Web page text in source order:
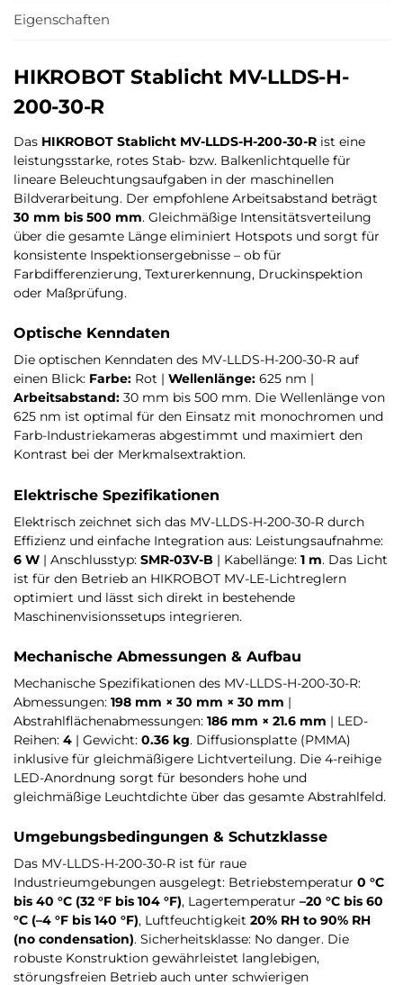
Eigenschaften
HIKROBOT Stablicht MV-LLDS-H-
200-30-R
Das HIKROBOT Stablicht MV-LLDS-H-200-30-R ist eine
leistungsstarke, rotes Stab- bzw. Balkenlichtquelle für
lineare Beleuchtungsaufgaben in der maschinellen
Bildverarbeitung. Der empfohlene Arbeitsabstand beträgt
30 mm bis 500 mm. Gleichmäßige Intensitätsverteilung
über die gesamte Länge eliminiert Hotspots und sorgt für
konsistente Inspektionsergebnisse – ob für
Farbdifferenzierung, Texturerkennung, Druckinspektion
oder Maßprüfung.
Optische Kenndaten
Die optischen Kenndaten des MV-LLDS-H-200-30-R auf
einen Blick: Farbe: Rot | Wellenlänge: 625 nm |
Arbeitsabstand: 30 mm bis 500 mm. Die Wellenlänge von
625 nm ist optimal für den Einsatz mit monochromen und
Farb-Industriekameras abgestimmt und maximiert den
Kontrast bei der Merkmalsextraktion.
Elektrische Spezifikationen
Elektrisch zeichnet sich das MV-LLDS-H-200-30-R durch
Effizienz und einfache Integration aus: Leistungsaufnahme:
6 W | Anschlusstyp: SMR-03V-B | Kabellänge: 1 m. Das Licht
ist für den Betrieb an HIKROBOT MV-LE-Lichtreglern
optimiert und lässt sich direkt in bestehende
Maschinenvisionssetups integrieren.
Mechanische Abmessungen & Aufbau
Mechanische Spezifikationen des MV-LLDS-H-200-30-R:
Abmessungen: 198 mm × 30 mm × 30 mm |
Abstrahlflächenabmessungen: 186 mm × 21.6 mm | LED-
Reihen: 4 | Gewicht: 0.36 kg. Diffusionsplatte (PMMA)
inklusive für gleichmäßigere Lichtverteilung. Die 4-reihige
LED-Anordnung sorgt für besonders hohe und
gleichmäßige Leuchtdichte über das gesamte Abstrahlfeld.
Umgebungsbedingungen & Schutzklasse
Das MV-LLDS-H-200-30-R ist für raue
Industrieumgebungen ausgelegt: Betriebstemperatur 0 °C
bis 40 °C (32 °F bis 104 °F), Lagertemperatur –20 °C bis 60
°C (–4 °F bis 140 °F), Luftfeuchtigkeit 20% RH to 90% RH
(no condensation). Sicherheitsklasse: No danger. Die
robuste Konstruktion gewährleistet langlebigen,
störungsfreien Betrieb auch unter schwierigen